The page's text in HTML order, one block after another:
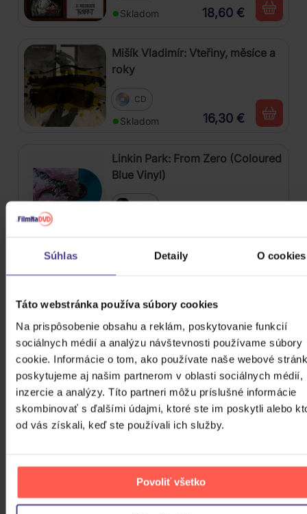
Súhlas Detaily O cookies
Táto webstránka používa súbory cookies
Na prispôsobenie obsahu a reklám, poskytovanie funkcií
sociálnych médií a analýzu návštevnosti používame súbory
cookie. Informácie o tom, ako používate naše webové
poskytujeme aj našim partnerom v oblasti sociálnych médií,
inzercie a analýzy. Títo partneri môžu príslušné informácie
skombinovať s ďalšími údajmi, ktoré ste im poskytli alebo
od vás získali, keď ste používali ich služby.
Povoliť všetko
Skladom 18,60 €
Mišík Vladimír: Vteřiny, měsíce a
roky
CD
Skladom 16,30 €
Linkin Park: From Zero (Coloured
Blue Vinyl)
Vinyl
Traktor: Jungle XXI
CD
Skladom 13,10 €
ZOBRAZIT VŠECHNY
PODOBNÉ PRODUKTY
Do nálady sa vám možno trafia aj nasledujúce